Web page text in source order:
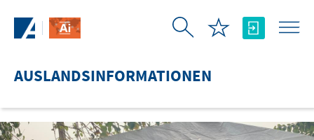
AUSLANDSINFORMATIONEN